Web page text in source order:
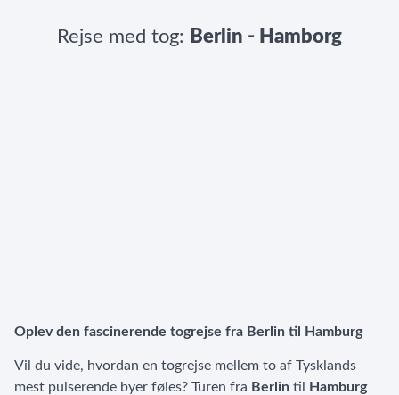
Rejse med tog: Berlin - Hamborg
Oplev den fascinerende togrejse fra Berlin til Hamburg
Vil du vide, hvordan en togrejse mellem to af Tysklands
mest pulserende byer føles? Turen fra Berlin til
Hamburg